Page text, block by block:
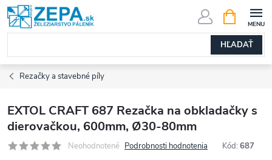
Prejsť
na
obsah
HĽADAŤ
KOŠÍK
Rezačky a stavebné píly
EXTOL CRAFT 687 Rezačka na obkladačky s
dierovačkou, 600mm, Ø30-80mm
Neohodnotené Podrobnosti hodnotenia Kód: 687